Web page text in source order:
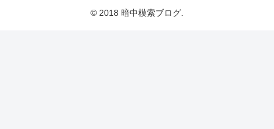
© 2018 暗中模索ブログ.